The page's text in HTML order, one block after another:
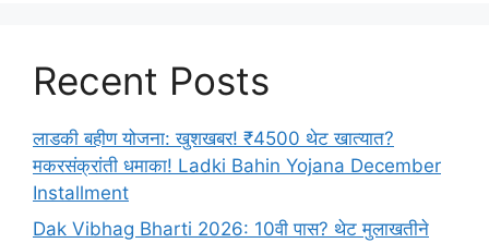
हजार
इथे
करा
Recent Posts
लाडकी बहीण योजना: खुशखबर! ₹4500 थेट खात्यात?
मकरसंक्रांती धमाका! Ladki Bahin Yojana December
Installment
Dak Vibhag Bharti 2026: 10वी पास? थेट मुलाखतीने